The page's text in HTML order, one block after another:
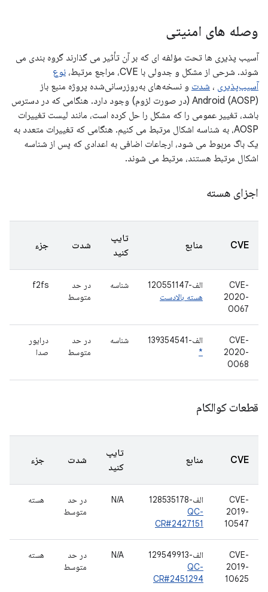
وصله های امنیتی
آسیب پذیری ها تحت مؤلفه ای که بر آن تأثیر می گذارند گروه بندی می
شوند. شرحی از مشکل و جدولی با CVE، مراجع مرتبط،
نوع
آسیب‌پذیری ، شدت و نسخه‌های به‌روزرسانی‌شده پروژه منبع باز
Android (AOSP) (در صورت لزوم) وجود دارد. هنگامی که در دسترس
باشد، تغییر عمومی را که مشکل را حل کرده است، مانند لیست تغییرات
AOSP، به شناسه اشکال مرتبط می کنیم. هنگامی که تغییرات متعدد به
یک باگ مربوط می شود، ارجاعات اضافی به اعدادی که پس از شناسه
اشکال مرتبط هستند، مرتبط می شوند.
اجزای هسته
CVE منابع
تایپ
کنید
شدت جزء
CVE-
2020-
0067
الف-120551147
هسته بالادست
شناسه
در حد
متوسط
f2fs
CVE-
2020-
0068
الف-139354541
*
شناسه
در حد
متوسط
درایور
صدا
قطعات کوالکام
CVE منابع
تایپ
کنید
شدت جزء
CVE-
2019-
10547
الف-128535178
QC-
CR#2427151
N/A
در حد
متوسط
هسته
CVE-
2019-
10625
الف-129549913
QC-
CR#2451294
N/A
در حد
متوسط
هسته